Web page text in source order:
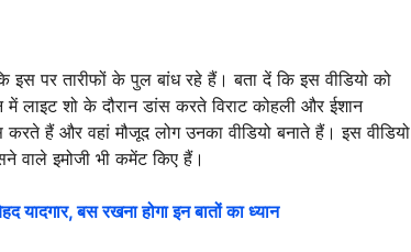
पर तारीफों के पुल बांध रहे हैं। बता दें कि इस वीडियो को
शो के दौरान डांस करते विराट कोहली और ईशान
हैं और वहां मौजूद लोग उनका वीडियो बनाते हैं। इस वीडियो
वाले इमोजी भी कमेंट किए हैं।
बस रखना होगा इन बातों का ध्यान